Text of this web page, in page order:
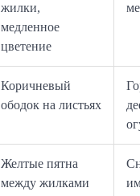
жилки,
медленное
цветение
Коричневый
ободок на листьях
Желтые пятна
между жилками